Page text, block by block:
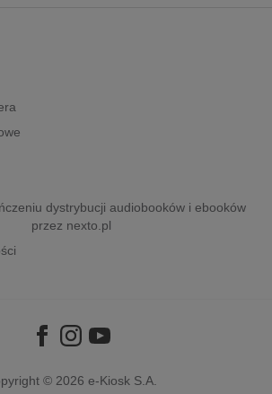
informacyjne
dystrybucji audiobooków i ebooków
przez nexto.pl
© 2026 e-Kiosk S.A.